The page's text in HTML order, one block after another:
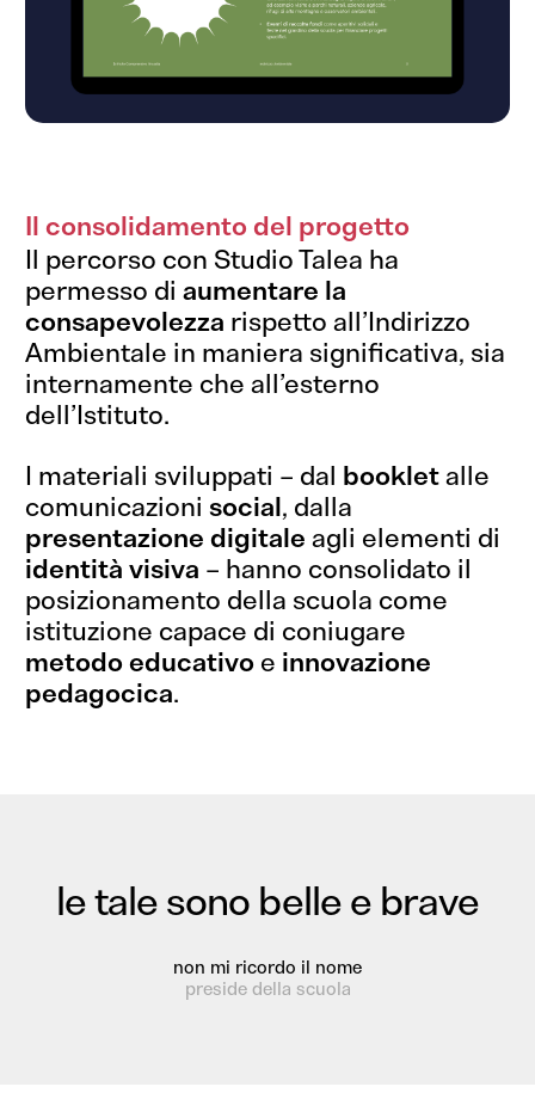
Il consolidamento del progetto
Il percorso con Studio Talea ha
permesso diaumentare la
consapevolezza rispetto all’Indirizzo
Ambientale in maniera significativa, sia
internamente che all’esterno
dell’Istituto.
I materiali sviluppati – dal booklet alle
comunicazionisocial, dalla
presentazione digitale agli elementi di
identità visiva – hanno consolidato il
posizionamento della scuola come
istituzione capace di coniugare
metodo educativo e innovazione
pedagocica.
le tale sono belle e brave
non mi ricordo il nome
preside della scuola